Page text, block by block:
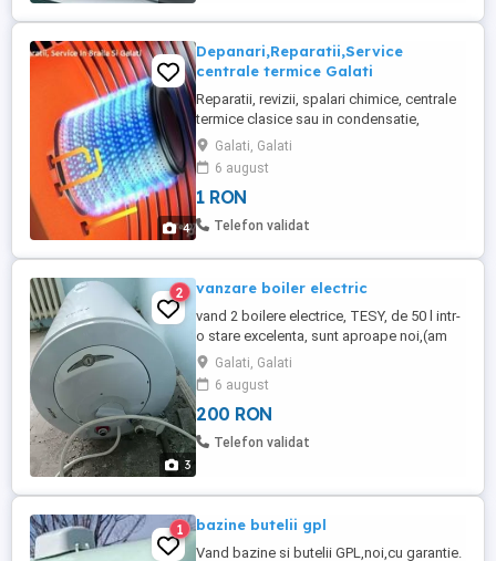
4
Depanari,Reparatii,Service
centrale termice Galati
Reparatii, revizii, spalari chimice, centrale
termice clasice sau in condensatie,
reparatii placi electronice, montaj
termostate, reparatii centrale electrice. -
depanari instalatii automatizare. Serviciile
sunt valabile pentru orice centrala din
gama : ARISTON / IMMERGAS / FERROLI /
Galati, Galati
6 august
1 RON
Telefon validat
3
2 vanzare boiler electric
vand 2 boilere electrice, TESY, de 50 l intr-
o stare excelenta, sunt aproape noi,(am
tras gaze si nu imi mai folosesc). Pretul pe
bucata este de 200 lei fiecare. tel
Galati, Galati
6 august
200 RON
Telefon validat
1 bazine butelii gpl
Vand bazine si butelii GPL,noi,cu garantie.